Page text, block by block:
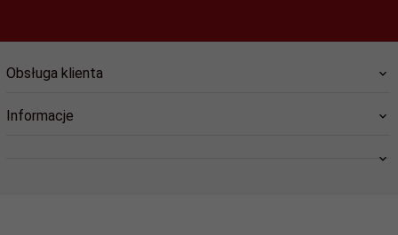
Obsługa klienta
Informacje